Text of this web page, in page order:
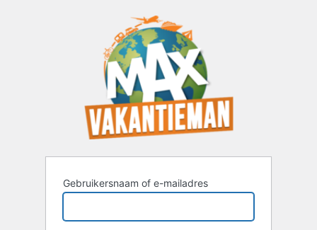
Gebruikersnaam of e-mailadres